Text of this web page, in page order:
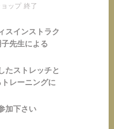
ップ 終了
スインストラク
先生による
たストレッチと
レーニングに
加下さい